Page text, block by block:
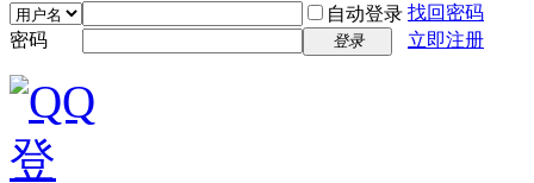
自动登录 找回密码
密码
登录 立即注册